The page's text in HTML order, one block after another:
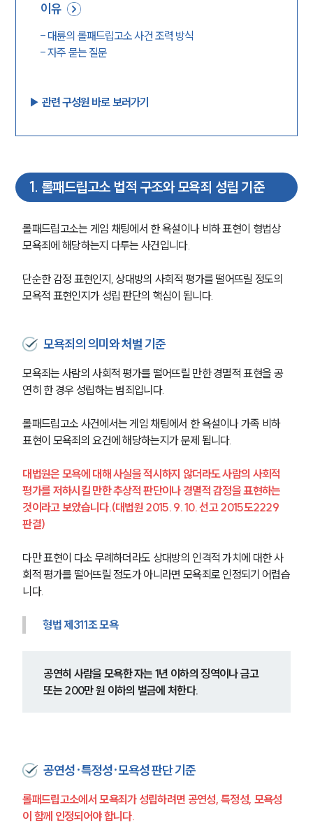
이유
- 대륜의 롤패드립고소 사건 조력 방식
-자주 묻는 질문
▶︎ 관련 구성원 바로 보러가기
1. 롤패드립고소 법적 구조와 모욕죄 성립 기준
롤패드립고소는 게임 채팅에서 한 욕설이나 비하 표현이 형법상
모욕죄에 해당하는지 다투는 사건입니다.
단순한 감정 표현인지, 상대방의 사회적 평가를 떨어뜨릴 정도의
모욕적 표현인지가 성립 판단의 핵심이 됩니다.
모욕죄의 의미와 처벌 기준
모욕죄는 사람의 사회적 평가를 떨어뜨릴 만한 경멸적 표현을 공
연히 한 경우 성립하는 범죄입니다.
롤패드립고소 사건에서는 게임 채팅에서 한 욕설이나 가족 비하
표현이 모욕죄의 요건에 해당하는지가 문제 됩니다.
대법원은 모욕에 대해 사실을 적시하지 않더라도 사람의 사회적
평가를 저하시킬 만한 추상적 판단이나 경멸적 감정을 표현하는
것이라고 보았습니다.(대법원 2015. 9. 10. 선고 2015도2229
판결)
다만 표현이 다소 무례하더라도 상대방의 인격적 가치에 대한 사
회적 평가를 떨어뜨릴 정도가 아니라면 모욕죄로 인정되기 어렵습
니다.
형법 제311조 모욕
공연히 사람을 모욕한 자는 1년 이하의 징역이나 금고
또는 200만 원 이하의 벌금에 처한다.
공연성·특정성·모욕성 판단 기준
롤패드립고소에서 모욕죄가 성립하려면 공연성, 특정성, 모욕성
이 함께 인정되어야 합니다.